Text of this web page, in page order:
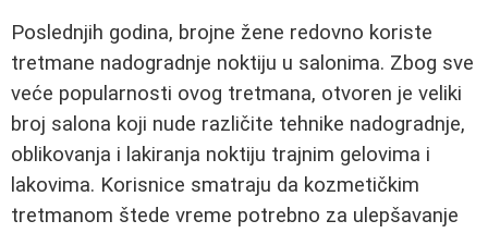
Poslednjih godina, brojne žene redovno koriste
tretmane nadogradnje noktiju u salonima. Zbog sve
veće popularnosti ovog tretmana, otvoren je veliki
broj salona koji nude različite tehnike nadogradnje,
oblikovanja i lakiranja noktiju trajnim gelovima i
lakovima. Korisnice smatraju da kozmetičkim
tretmanom štede vreme potrebno za ulepšavanje